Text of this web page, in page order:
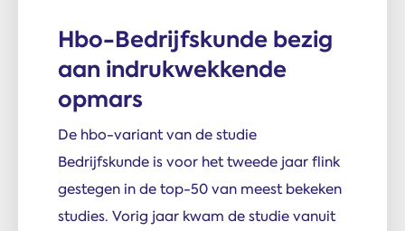
Hbo-Bedrijfskunde bezig
aan indrukwekkende
opmars
De hbo-variant van de studie
Bedrijfskunde is voor het tweede jaar flink
gestegen in de top-50 van meest bekeken
studies. Vorig jaar kwam de studie vanuit